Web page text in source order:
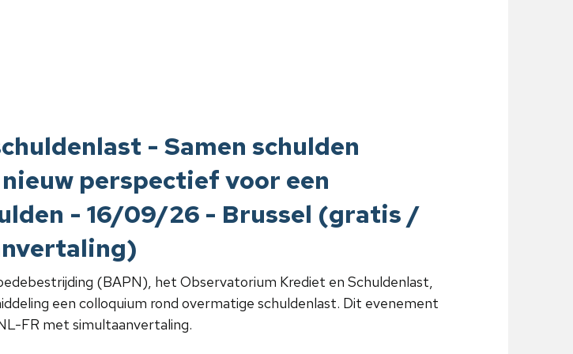
- Samen schulden
perspectief voor een
- 16/09/26 - Brussel (gratis /
(BAPN), het Observatorium Krediet en Schuldenlast,
een colloquium rond overmatige schuldenlast. Dit evenement
FR met simultaanvertaling.